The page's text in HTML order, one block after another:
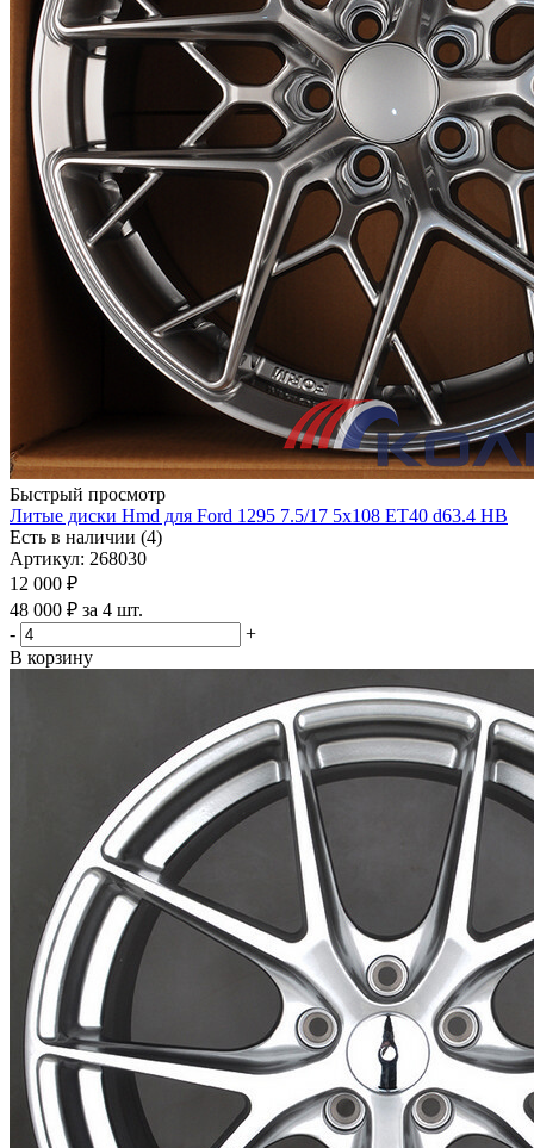
Быстрый просмотр
Литые диски Hmd для Ford 1295 7.5/17 5x108 ET40 d63.4 HB
Есть в наличии (4)
Артикул: 268030
12 000 ₽
48 000 ₽ за 4 шт.
-
+
В корзину